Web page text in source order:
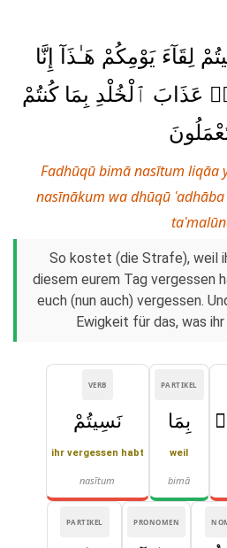
لِقَآءَ يَوْمِكُمْ هَـٰذَآ إِنَّا
عَذَابَ ٱلْخُلْدِ بِمَا كُنتُمْ
Fadhūqū bimā nasītum liqāa
nasīnākum wa dhūqū
So kostet (die Strafe), weil
diesem eurem Tag vergessen
euch (nun auch) vergessen.
Ewigkeit für das, was
PARTIKEL
بِمَا
weil
bimā
VERB
نَسِيتُمْ
ihr vergessen habt
nasītum
PRONOMEN
PARTIKEL